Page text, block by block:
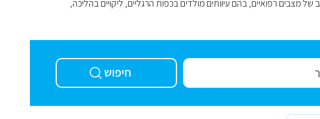
מצבים רפואיים, בהם עיוותים מולדים בכפות הרגליים, ליקויים בהליכה,
חיפוש